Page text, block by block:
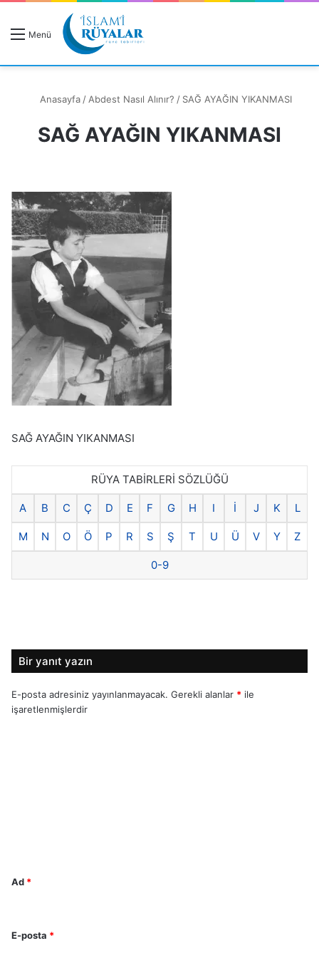
Menü
Anasayfa / Abdest Nasıl Alınır? / SAĞ AYAĞIN YIKANMASI
SAĞ AYAĞIN YIKANMASI
SAĞ AYAĞIN YIKANMASI
RÜYA TABİRLERİ SÖZLÜĞÜ
A B C Ç D E F G H I İ J K L
M N O Ö P R S Ş T U Ü V Y Z
0-9
Bir yanıt yazın
E-posta adresiniz yayınlanmayacak. Gerekli alanlar * ile
işaretlenmişlerdir
Ad *
E-posta *